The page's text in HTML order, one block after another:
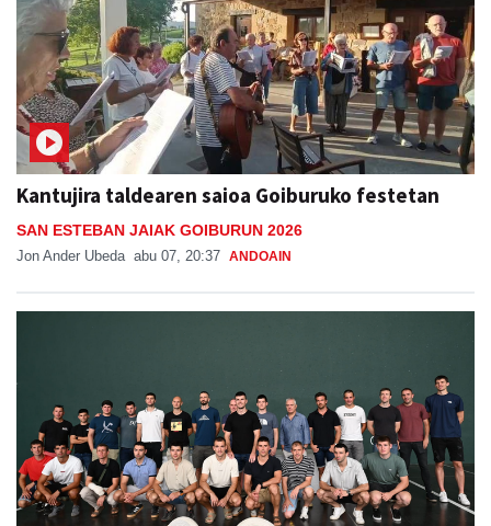
Kantujira taldearen saioa Goiburuko festetan
SAN ESTEBAN JAIAK GOIBURUN 2026
Jon Ander Ubeda abu 07, 20:37 ANDOAIN